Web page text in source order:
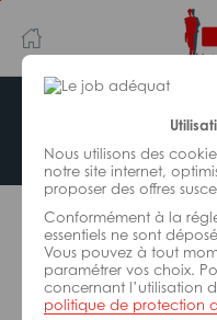
Nous utilisons des
notre site internet,
proposer des offres
Conformément à la
essentiels ne sont
Vous pouvez à tout
paramétrer vos choix.
concernant l’utilisation
politique de protection
au
contenu
principal
navigation
Offre
L’offre d’emploi que
De nombreuses
correspondre,